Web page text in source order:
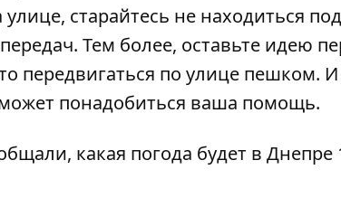
старайтесь не находиться
Тем более, оставьте идею
передвигаться по улице пешком.
понадобиться ваша помощь.
какая погода будет в Днепре